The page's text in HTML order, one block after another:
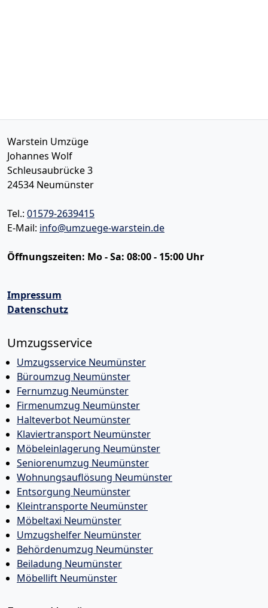
Warstein Umzüge
Johannes Wolf
Schleusaubrücke 3
24534 Neumünster
Tel.: 01579-2639415
E-Mail: info@umzuege-warstein.de
Öffnungszeiten: Mo - Sa: 08:00 - 15:00 Uhr
Impressum
Datenschutz
Umzugsservice
Umzugsservice Neumünster
Büroumzug Neumünster
Fernumzug Neumünster
Firmenumzug Neumünster
Halteverbot Neumünster
Klaviertransport Neumünster
Möbeleinlagerung Neumünster
Seniorenumzug Neumünster
Wohnungsauflösung Neumünster
Entsorgung Neumünster
Kleintransporte Neumünster
Möbeltaxi Neumünster
Umzugshelfer Neumünster
Behördenumzug Neumünster
Beiladung Neumünster
Möbellift Neumünster